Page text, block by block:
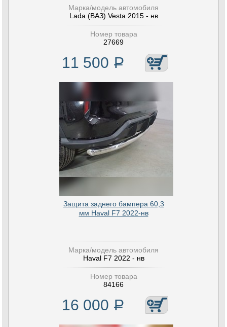
Марка/модель автомобиля
Lada (ВАЗ) Vesta 2015 - нв
Номер товара
27669
11 500 Р
Защита заднего бампера 60,3
мм Haval F7 2022-нв
Марка/модель автомобиля
Haval F7 2022 - нв
Номер товара
84166
16 000 Р